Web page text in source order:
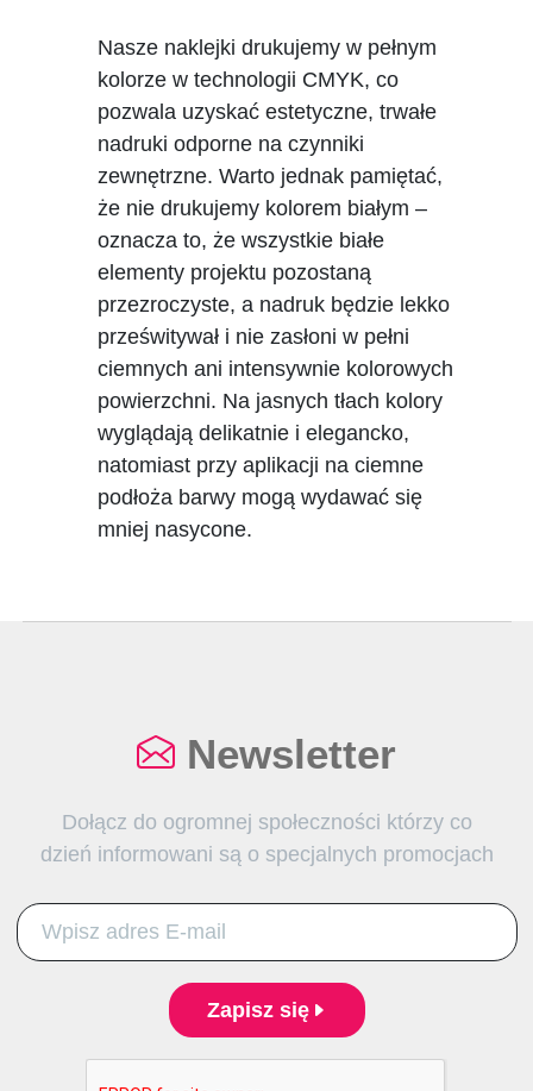
Nasze naklejki drukujemy w pełnym
kolorze w technologii CMYK, co
pozwala uzyskać estetyczne, trwałe
nadruki odporne na czynniki
zewnętrzne. Warto jednak pamiętać,
że nie drukujemy kolorem białym –
oznacza to, że wszystkie białe
elementy projektu pozostaną
przezroczyste, a nadruk będzie lekko
prześwitywał i nie zasłoni w pełni
ciemnych ani intensywnie kolorowych
powierzchni. Na jasnych tłach kolory
wyglądają delikatnie i elegancko,
natomiast przy aplikacji na ciemne
podłoża barwy mogą wydawać się
mniej nasycone.
Newsletter
Dołącz do ogromnej społeczności którzy co
dzień informowani są o specjalnych promocjach
Zapisz się